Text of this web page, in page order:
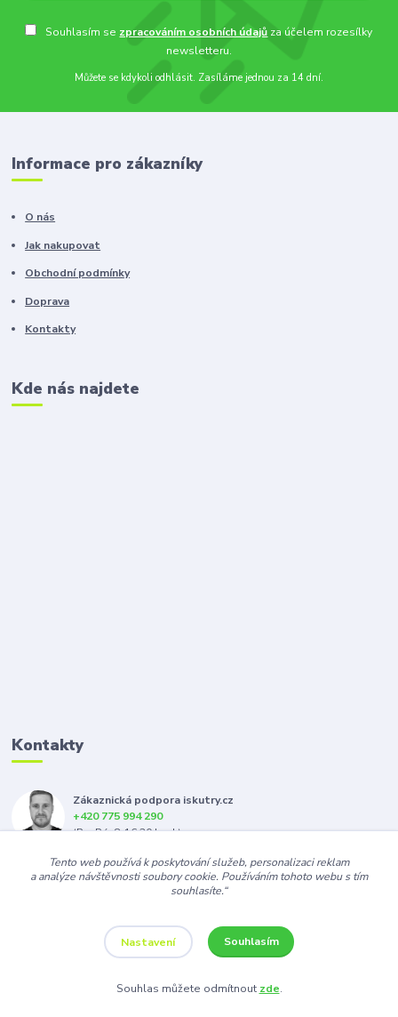
Souhlasím se zpracováním osobních údajů za účelem rozesílky
newsletteru.
Můžete se kdykoli odhlásit. Zasíláme jednou za 14 dní.
Informace pro zákazníky
O nás
Jak nakupovat
Obchodní podmínky
Doprava
Kontakty
Kde nás najdete
Kontakty
Zákaznická podpora iskutry.cz
+420 775 994 290
(Po-Pá, 8-16:30 hod.)
info@iskutry.cz
Vytvořeno na Eshop-rychle.cz
Tento web používá k poskytování služeb, personalizaci reklam
a analýze návštěvnosti soubory cookie. Používáním tohoto webu s tím
souhlasíte.“
Nastavení Souhlasím
Souhlas můžete odmítnout zde.